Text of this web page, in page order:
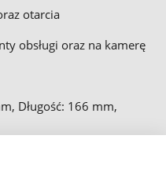
otarcia
obsługi oraz na kamerę
Długość: 166 mm,
x 170 mm